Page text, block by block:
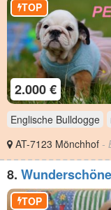
2.000 €
TOP
Englische Bulldogge
AT-7123 Mönchhof -
8.
Golden Retriever
TOP